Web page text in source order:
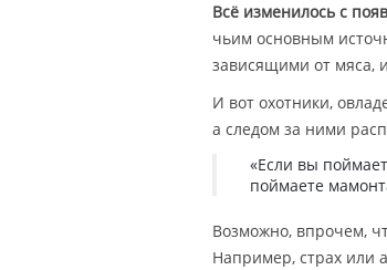
Всё изменилось с
чьим основным
зависящими от мяса,
И вот охотники,
а следом за ними
«Если вы
поймаете
Возможно, впрочем,
Например, страх или